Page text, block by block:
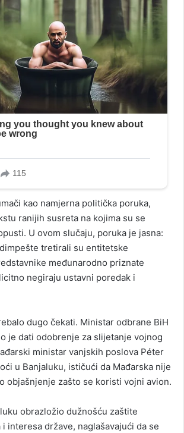
kao namjerna politička poruka,
ranijih susreta na kojima su se
U ovom slučaju, poruka je jasna:
tretirali su entitetske
međunarodno priznate
negiraju ustavni poredak i
dugo čekati. Ministar odbrane BiH
je dati odobrenje za slijetanje vojnog
ministar vanjskih poslova Péter
u Banjaluku, ističući da Mađarska nije
objašnjenje zašto se koristi vojni avion.
obrazložio dužnošću zaštite
interesa države, naglašavajući da se